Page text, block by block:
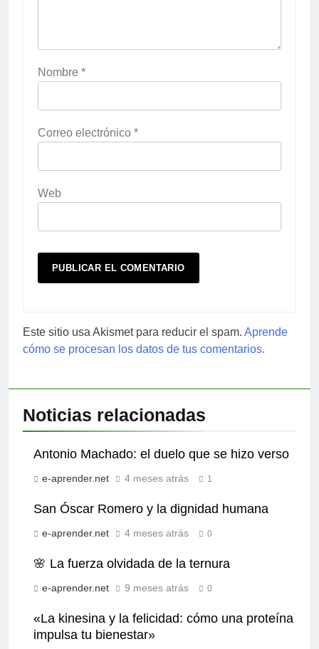
Nombre *
Correo electrónico *
Web
Este sitio usa Akismet para reducir el spam. Aprende
cómo se procesan los datos de tus comentarios.
Noticias relacionadas
Antonio Machado: el duelo que se hizo verso
e-aprender.net 4 meses atrás 1
San Óscar Romero y la dignidad humana
e-aprender.net 4 meses atrás 0
🌸 La fuerza olvidada de la ternura
e-aprender.net 9 meses atrás 0
«La kinesina y la felicidad: cómo una proteína
impulsa tu bienestar»